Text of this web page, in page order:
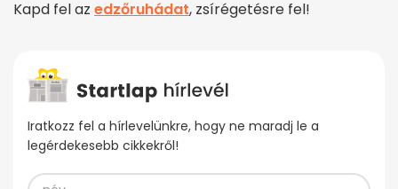
Kapd fel az edzőruhádat, zsírégetésre fel!
Iratkozz fel a hírlevelünkre, hogy ne maradj le a
legérdekesebb cikkekről!